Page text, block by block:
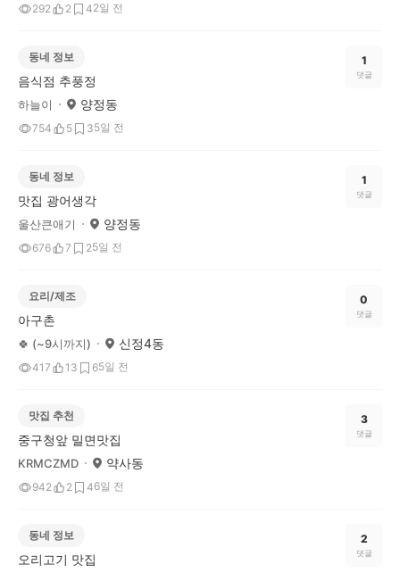
292 2 42일 전
동네 정보
음식점 추풍정
하늘이 양정동
754 5 35일 전
1
댓글
동네 정보
맛집 광어생각
울산큰애기 양정동
676 7 25일 전
1
댓글
요리/제조
아구촌
🍀 (~9시까지) 신정4동
417 13 65일 전
0
댓글
맛집 추천
중구청앞 밀면맛집
KRMCZMD 약사동
942 2 46일 전
3
댓글
동네 정보
오리고기 맛집
2
댓글